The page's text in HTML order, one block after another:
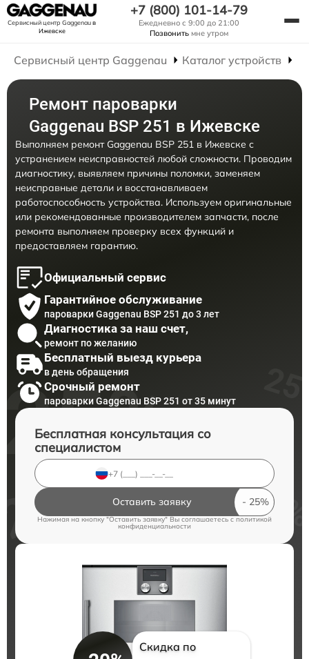
Сервисный центр Gaggenauв
Ижевске
+7 (800) 101-14-79
Ежедневно с 9:00 до 21:00
Позвонить мне утром
Сервисный центр Gaggenau Каталог устройств
Ремонт пароварки
Gaggenau BSP 251 в Ижевске
Выполняем ремонт Gaggenau BSP 251 в Ижевске с
устранением неисправностей любой сложности. Проводим
диагностику, выявляем причины поломки, заменяем
неисправные детали и восстанавливаем
работоспособность устройства. Используем оригинальные
или рекомендованные производителем запчасти, после
ремонта выполняем проверку всех функций и
предоставляем гарантию.
Официальный сервис
Гарантийное обслуживание
пароварки Gaggenau BSP 251 до 3 лет
Диагностика за наш счет,
ремонт по желанию
Бесплатный выезд курьера
в день обращения
Срочный ремонт
пароварки Gaggenau BSP 251 от 35 минут
Бесплатная консультация со
специалистом
Оставить заявку
Нажимая на кнопку "Оставить заявку" Вы соглашаетесь cполитикой
конфиденциальности
Скидка по